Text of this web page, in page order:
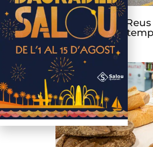
Turisme
L’Aeroport de
visitants de la